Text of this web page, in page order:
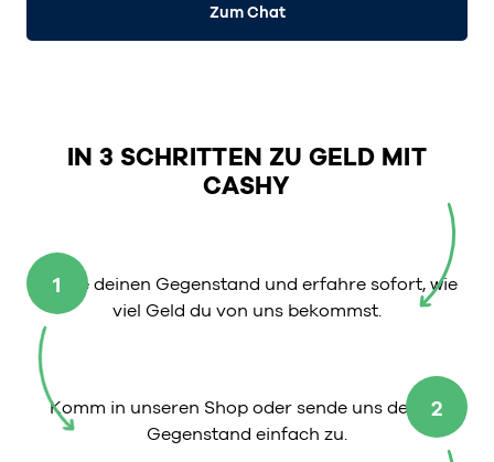
Zum Chat
IN 3 SCHRITTEN ZU GELD MIT
CASHY
1
Wähle deinen Gegenstand und erfahre sofort, wie
viel Geld du von uns bekommst.
2
Komm in unseren Shop oder sende uns deinen
Gegenstand einfach zu.